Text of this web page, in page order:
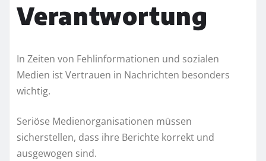
Verantwortung
In Zeiten von Fehlinformationen und sozialen
Medien ist Vertrauen in Nachrichten besonders
wichtig.
Seriöse Medienorganisationen müssen
sicherstellen, dass ihre Berichte korrekt und
ausgewogen sind.